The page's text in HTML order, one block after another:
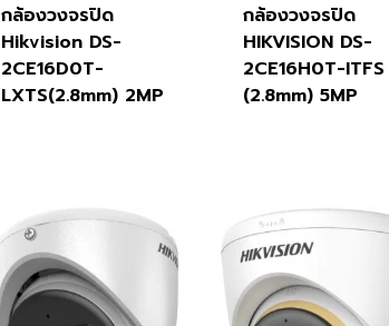
กล้องวงจรปิด
Hikvision DS-
2CE16D0T-
LXTS(2.8mm) 2MP
กล้องวงจรปิด
HIKVISION DS-
2CE16H0T-ITFS
(2.8mm) 5MP